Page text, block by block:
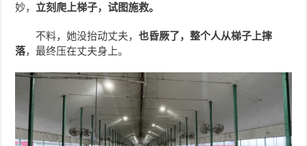
妙， 立刻爬上梯子，试图施救。
不料，她没抬动丈夫，也昏厥了，整个人从梯子上摔
落，最终压在丈夫身上。